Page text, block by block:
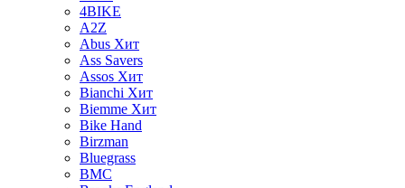
4BIKE
A2Z
Abus Хит
Ass Savers
Assos Хит
Bianchi Хит
Biemme Хит
Bike Hand
Birzman
Bluegrass
BMC